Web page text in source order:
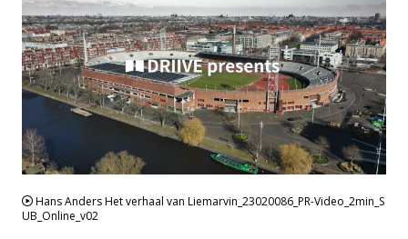
VIDEO
Hans Anders Het verhaal van Liemarvin_23020086_PR-Video_2min_S
UB_Online_v02